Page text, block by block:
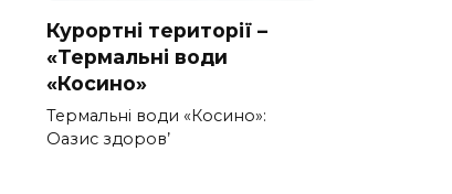
Курортні території –
«Термальні води
«Косино»
Термальні води «Косино»:
Оазис здоров’